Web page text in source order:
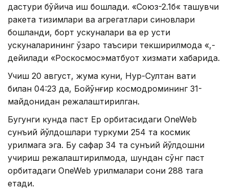
дастури бўйича иш бошлади. «Союз-2.1б« ташувчи
ракета тизимлари ва агрегатлари синовлари
бошланди, борт ускуналари ва ер усти
ускуналарининг ўзаро таъсири текширилмоқда «,-
дейилади «Роскосмос»матбуот хизмати хабарида.
Учиш 20 август, жума куни, Нур-Султан вақти
билан 04:23 да, Бойқўнғир космодромининг 31-
майдонидан режалаштирилган.
Бугунги кунда паст Ер орбитасидаги OneWeb
сунъий йўлдошлари туркуми 254 та космик
қурилмага эга. Бу сафар 34 та сунъий йўлдошни
учириш режалаштирилмоқда, шундан сўнг паст
орбитадаги OneWeb қурилмалари сони 288 тага
етади.